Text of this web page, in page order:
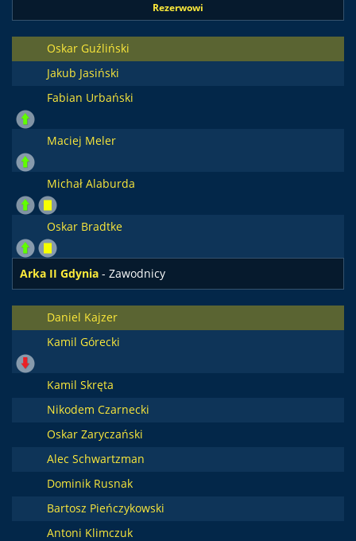
Rezerwowi
Oskar Guźliński
Jakub Jasiński
Fabian Urbański
Maciej Meler
Michał Alaburda
Oskar Bradtke
Arka II Gdynia - Zawodnicy
Daniel Kajzer
Kamil Górecki
Kamil Skręta
Nikodem Czarnecki
Oskar Zaryczański
Alec Schwartzman
Dominik Rusnak
Bartosz Pieńczykowski
Antoni Klimczuk